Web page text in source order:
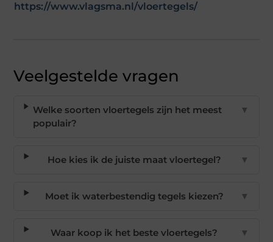
https://www.vlagsma.nl/vloertegels/
Veelgestelde vragen
Welke soorten vloertegels zijn het meest
populair?
▼
Hoe kies ik de juiste maat vloertegel? ▼
Moet ik waterbestendig tegels kiezen? ▼
Waar koop ik het beste vloertegels? ▼